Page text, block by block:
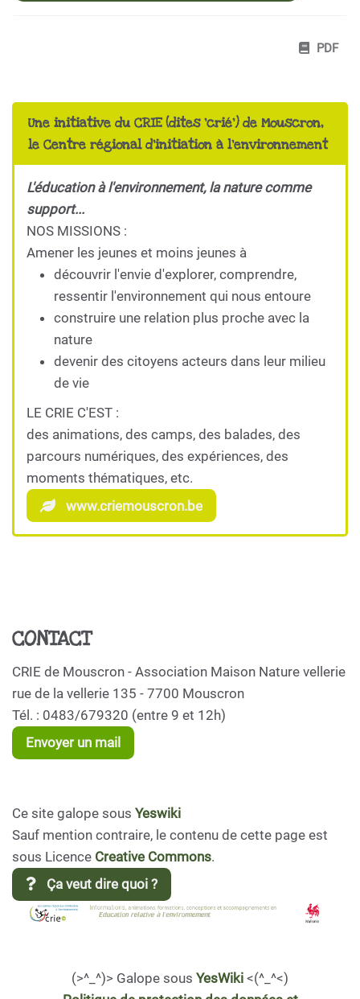
PDF
Une initiative du CRIE (dites 'crié') de Mouscron,
le Centre régional d'initiation à l'environnement
L'éducation à l'environnement, la nature comme
support...
NOS MISSIONS :
Amener les jeunes et moins jeunes à
découvrir l'envie d'explorer, comprendre,
ressentir l'environnement qui nous entoure
construire une relation plus proche avec la
nature
devenir des citoyens acteurs dans leur milieu
de vie
LE CRIE C'EST :
des animations, des camps, des balades, des
parcours numériques, des expériences, des
moments thématiques, etc.
www.criemouscron.be
CONTACT
CRIE de Mouscron - Association Maison Nature vellerie
rue de la vellerie 135 - 7700 Mouscron
Tél. : 0483/679320 (entre 9 et 12h)
Envoyer un mail
Ce site galope sous Yeswiki
Sauf mention contraire, le contenu de cette page est
sous Licence Creative Commons.
Ça veut dire quoi ?
(>^_^)> Galope sous YesWiki <(^_^<)